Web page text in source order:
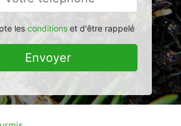
les conditionset d'être rappelé
Envoyer